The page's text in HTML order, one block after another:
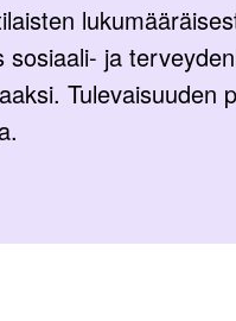
sosiaali- ja